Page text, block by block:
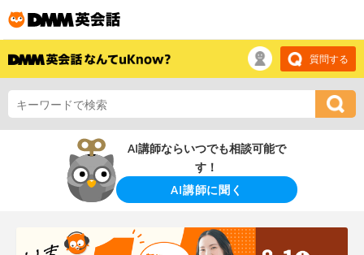
質問する
AI講師ならいつでも相談可能で
す！
AI講師に聞く